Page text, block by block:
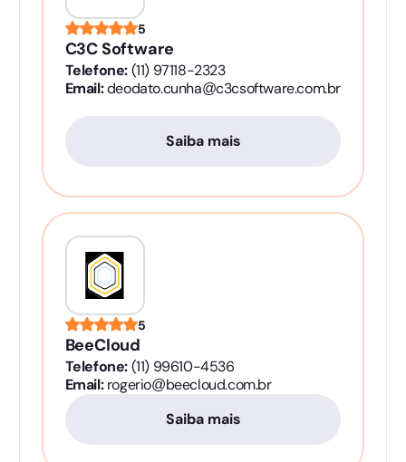
5
C3C Software
Telefone:(11) 97118-2323
Email:deodato.cunha@c3csoftware.com.br
Saiba mais
5
BeeCloud
Telefone:(11) 99610-4536
Email:rogerio@beecloud.com.br
Saiba mais